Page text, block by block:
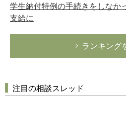
学生納付特例の手続きをしなか
支給に
ランキング
注目の相談スレッド